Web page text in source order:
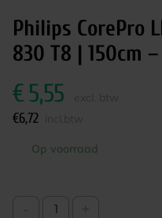
Philips CorePro
830 T8 | 150cm
€5,55
€6,72
Op voorraad